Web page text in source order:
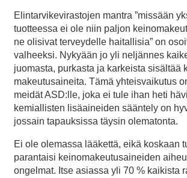
Elintarvikevirastojen mantra ”missään
tuotteessa ei ole niin paljon
ne olisivat terveydelle haitallisia” on
valheeksi. Nykyään jo yli neljännes
juomasta, purkasta ja karkeista sisältää
makeutusaineita. Tämä yhteisvaikutus
meidät ASD:lle, joka ei tule ihan heti
kemiallisten lisäaineiden sääntely on
jossain tapauksissa täysin olematonta.
Ei ole olemassa lääkettä, eikä koskaan
parantaisi keinomakeutusaineiden
ongelmat. Itse asiassa yli 70 % kaikista